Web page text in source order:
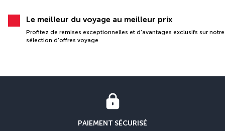
Le meilleur du voyage au meilleur prix
Profitez de remises exceptionnelles et d'avantages exclusifs sur notre
sélection d'offres voyage
PAIEMENT SÉCURISÉ